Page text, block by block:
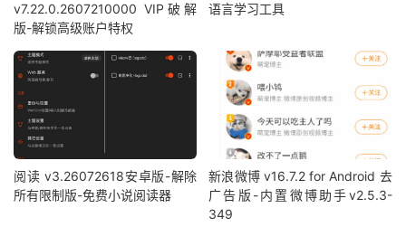
v7.22.0.2607210000 VIP破解
版-解锁高级账户特权
语言学习工具
阅读 v3.26072618安卓版-解除
所有限制版-免费小说阅读器
新浪微博 v16.7.2 for Android 去
广告版-内置微博助手v2.5.3-
349